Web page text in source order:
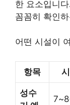
한 요소입니
꼼꼼히 확인
어떤 시설이
항목
성수